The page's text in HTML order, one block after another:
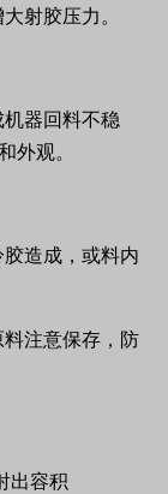
射胶压力。
器回料不稳
外观。
造成，或料内
注意保存，防
出容积